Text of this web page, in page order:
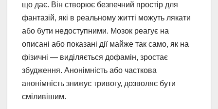
що дає. Він створює безпечний простір для
фантазій, які в реальному житті можуть лякати
або бути недоступними. Мозок реагує на
описані або показані дії майже так само, як на
фізичні — виділяється дофамін, зростає
збудження. Анонімність або часткова
анонімність знижує тривогу, дозволяє бути
сміливішим.